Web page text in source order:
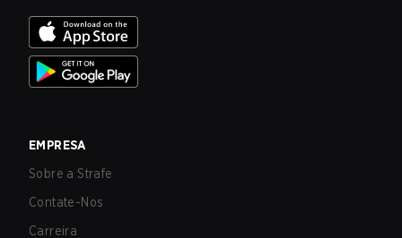
EMPRESA
Sobre a Strafe
Contate-Nos
Carreira